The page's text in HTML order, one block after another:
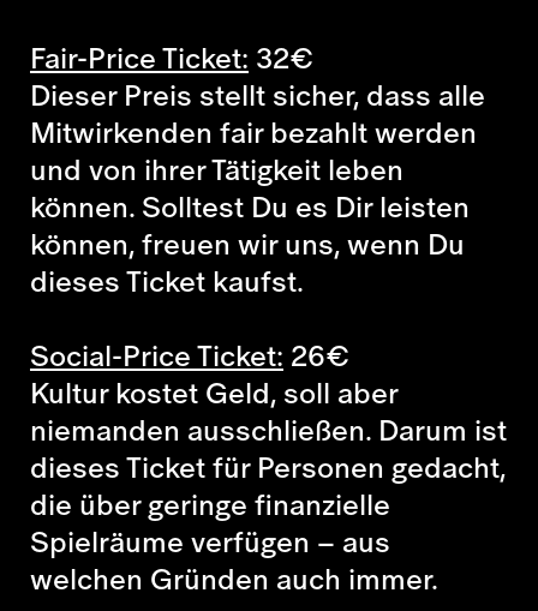
Fair-Price Ticket: 32€
Dieser Preis stellt sicher, dass alle
Mitwirkenden fair bezahlt werden
und von ihrer Tätigkeit leben
können. Solltest Du es Dir leisten
können, freuen wir uns, wenn Du
dieses Ticket kaufst.
Social-Price Ticket: 26€
Kultur kostet Geld, soll aber
niemanden ausschließen. Darum ist
dieses Ticket für Personen gedacht,
die über geringe finanzielle
Spielräume verfügen – aus
welchen Gründen auch immer.